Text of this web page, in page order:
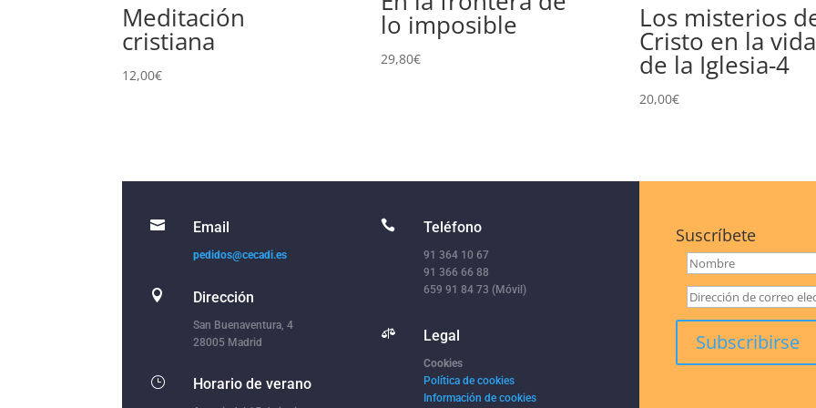
Meditación
cristiana
12,00€
lo imposible
29,80€
Los misterios
Cristo en la vida
de la Iglesia-4
20,00€
 Email
pedidos@cecadi.es
 Dirección
San Buenaventura, 4
28005 Madrid
} Horario de verano
 Teléfono
91 364 10 67
91 366 66 88
659 91 84 73 (Móvil)
 Legal
Cookies
Política de cookies
Información de cookies
Suscríbete